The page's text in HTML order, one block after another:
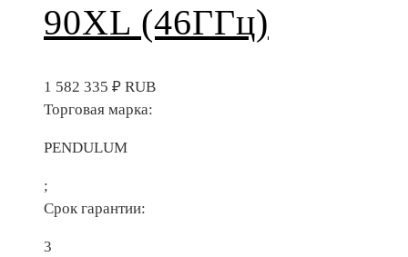
90XL (46ГГц)
1 582 335 ₽ RUB
Торговая марка:
PENDULUM
;
Срок гарантии:
3